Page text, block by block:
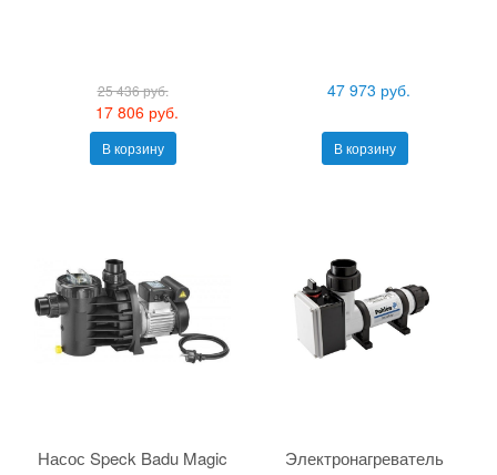
25 436 руб.
17 806 руб.
В корзину
47 973 руб.
В корзину
Насос Speck Badu Magic
Электронагреватель